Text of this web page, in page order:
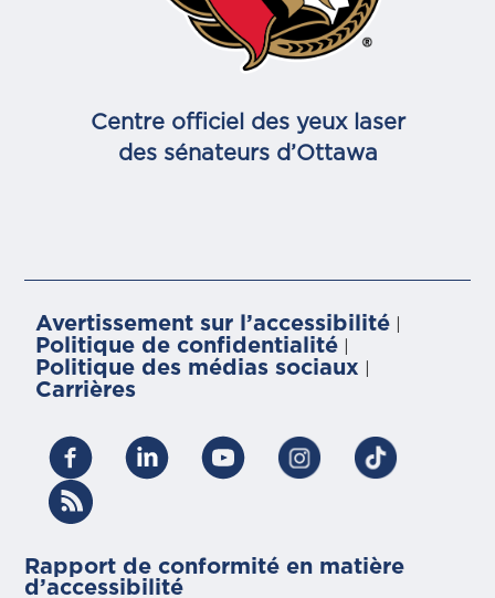
Centre officiel des yeux laser
des sénateurs d’Ottawa
Avertissement sur l’accessibilité
Politique de confidentialité
Politique des médias sociaux
Carrières
Rapport de conformité en matière
d’accessibilité